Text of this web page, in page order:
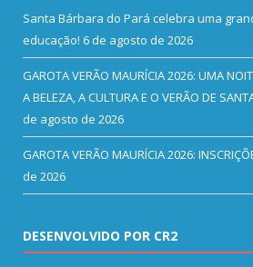
Santa Bárbara do Pará celebra uma
educação! 6 de agosto de 2026
GAROTA VERÃO MAURÍCIA 2026: UMA
A BELEZA, A CULTURA E O VERÃO DE
de agosto de 2026
GAROTA VERÃO MAURÍCIA 2026:
de 2026
DESENVOLVIDO POR CR2